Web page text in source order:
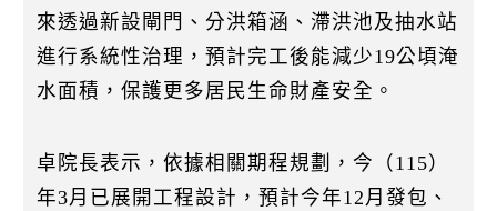
來透過新設閘門、分洪箱涵、滯洪池及抽水站
進行系統性治理，預計完工後能減少19公頃淹
水面積，保護更多居民生命財產安全。
卓院長表示，依據相關期程規劃，今（115）
年3月已展開工程設計，預計今年12月發包、